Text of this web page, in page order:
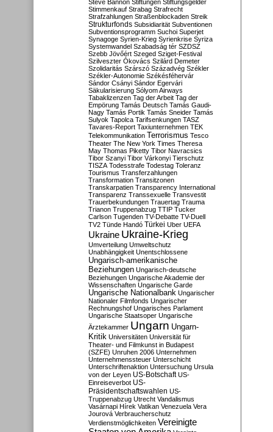
Steve Bannon Stiftungen Stiftungsgelder
Stimmenkauf Strabag Strafrecht
Strafzahlungen Straßenblockaden Streik
Strukturfonds Subsidiarität Subventionen
Subventionsprogramm Suchoi Superjet
Synagoge Syrien-Krieg Syrienkrise Syriza
Systemwandel Szabadság tér SZDSZ
Szebb Jövőért Szeged Sziget-Festival
Szilveszter Ókovács Szilárd Demeter
Szolidaritás Szárszó Századvég Székler
Székler-Autonomie Székésféhervár
Sándor Csányi Sándor Egervári
Säkularisierung Sólyom Airways
Tabaklizenzen Tag der Arbeit Tag der
Empörung Tamás Deutsch Tamás Gaudi-
Nagy Tamás Portik Tamás Sneider Tamás
Sulyok Tapolca Tarifsenkungen TASZ
Tavares-Report Taxiunternehmen TEK
Telekommunikation Terrorismus Tesco
Theater The New York Times Theresa
May Thomas Piketty Tibor Navracsics
Tibor Szanyi Tibor Várkonyi Tierschutz
TISZA Todesstrafe Todestag Toleranz
Tourismus Transferzahlungen
Transformation Transitzonen
Transkarpatien Transparency International
Transparenz Transsexuelle Transvestit
Trauerbekundungen Trauertag Trauma
Trianon Truppenabzug TTIP Tucker
Carlson Tugenden TV-Debatte TV-Duell
TV2 Tünde Handó Türkei Uber UEFA
Ukraine Ukraine-Krieg
Umverteilung Umweltschutz
Unabhängigkeit Unentschlossene
Ungarisch-amerikanische
Beziehungen Ungarisch-deutsche
Beziehungen Ungarische Akademie der
Wissenschaften Ungarische Garde
Ungarische Nationalbank Ungarischer
Nationaler Filmfonds Ungarischer
Rechnungshof Ungarisches Parlament
Ungarische Staatsoper Ungarische
Ärztekammer Ungarn Ungarn-
Kritik Universitäten Universität für
Theater- und Filmkunst in Budapest
(SZFE) Unruhen 2006 Unternehmen
Unternehmenssteuer Unterschicht
Unterschriftenaktion Untersuchung Ursula
von der Leyen US-Botschaft US-
Einreiseverbot US-
Präsidentschaftswahlen US-
Truppenabzug Utrecht Vandalismus
Vasárnapi Hírek Vatikan Venezuela Vera
Jourová Verbraucherschutz
Verdienstmöglichkeiten Vereinigte